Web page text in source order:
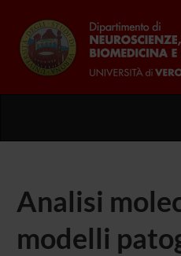
Analisi
modelli